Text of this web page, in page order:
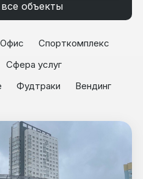
объекты
Офис
Спорткомплекс
Сфера услуг
Фудтраки Вендинг